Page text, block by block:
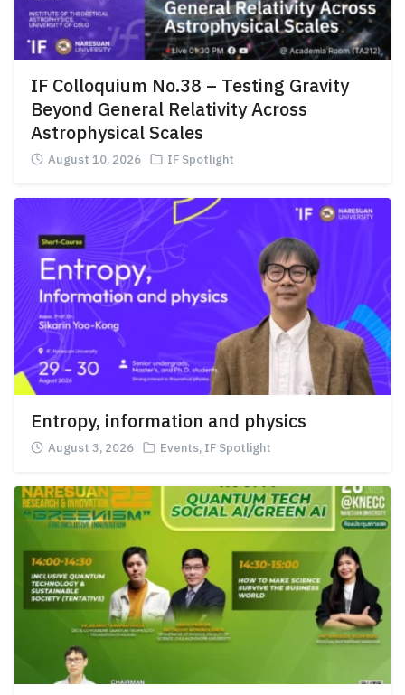
IF Colloquium No.38 – Testing Gravity
Beyond General Relativity Across
Astrophysical Scales
August 10, 2026 IF Spotlight
Entropy, information and physics
August 3, 2026 Events,IF Spotlight